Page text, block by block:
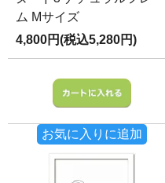
ム Mサイズ
4,800円(税込5,280円)
お気に入りに追加